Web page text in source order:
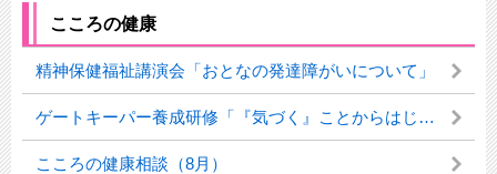
こころの健康
精神保健福祉講演会「おとなの発達障がいについて」
ゲートキーパー養成研修「『気づく』ことからはじめよう～いのちを守るゲートキーパーとしてできること～」を開催します
こころの健康相談（8月）